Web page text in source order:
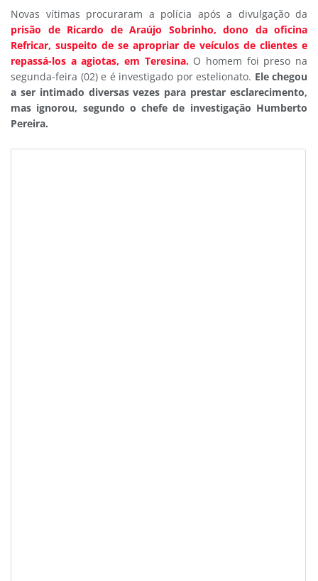
Novas vítimas procuraram a polícia após a divulgação da
prisão de Ricardo de Araújo Sobrinho, dono da oficina
Refricar, suspeito de se apropriar de veículos de clientes e
repassá-los a agiotas, em Teresina. O homem foi preso na
segunda-feira (02) e é investigado por estelionato. Ele chegou
a ser intimado diversas vezes para prestar esclarecimento,
mas ignorou, segundo o chefe de investigação Humberto
Pereira.